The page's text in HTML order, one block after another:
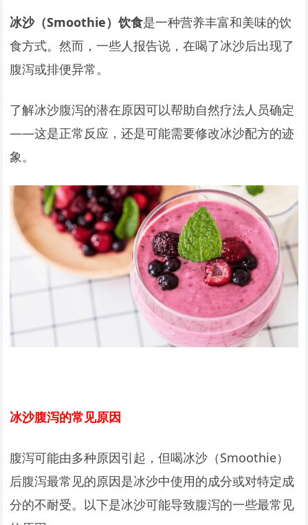
冰沙（Smoothie）饮食是一种营养丰富和美味的饮
食方式。然而，一些人报告说，在喝了冰沙后出现了
腹泻或排便异常。
了解冰沙腹泻的潜在原因可以帮助自然疗法人员确定
——这是正常反应，还是可能需要修改冰沙配方的迹
象。
冰沙腹泻的常见原因
腹泻可能由多种原因引起，但喝冰沙（Smoothie）
后腹泻最常见的原因是冰沙中使用的成分或对特定成
分的不耐受。以下是冰沙可能导致腹泻的一些最常见